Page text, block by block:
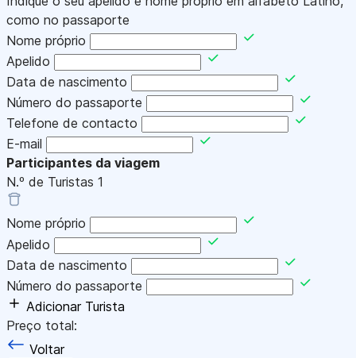
como no passaporte
Nome próprio
Apelido
Data de nascimento
Número do passaporte
Telefone de contacto
E-mail
Participantes da viagem
N.º de Turistas 1
Nome próprio
Apelido
Data de nascimento
Número do passaporte
Adicionar Turista
Preço total:
Voltar